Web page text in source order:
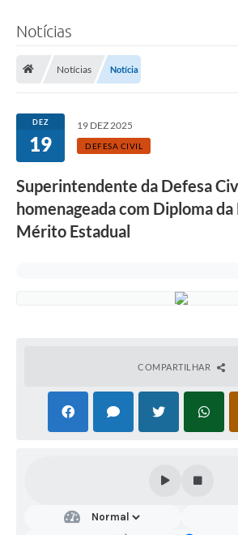
Notícias
Notícias Notícia
DEZ
19
19 DEZ 2025
DEFESA CIVIL
Superintendente da Defesa
homenageada com Diploma
Mérito Estadual
COMPARTILHAR